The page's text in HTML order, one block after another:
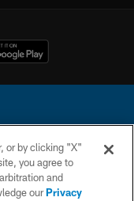
reserved. This website
Football League.
or by clicking "X"
you agree to
and
ourPrivacy